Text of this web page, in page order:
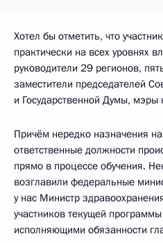
Хотел бы отметить, что
практически на всех уровнях
руководители 29 регионов,
заместители председателей
и Государственной Думы, мэры
Причём нередко назначения
ответственные должности
прямо в процессе обучения.
возглавили федеральные
у нас Министр
участников текущей
исполняющими обязанности